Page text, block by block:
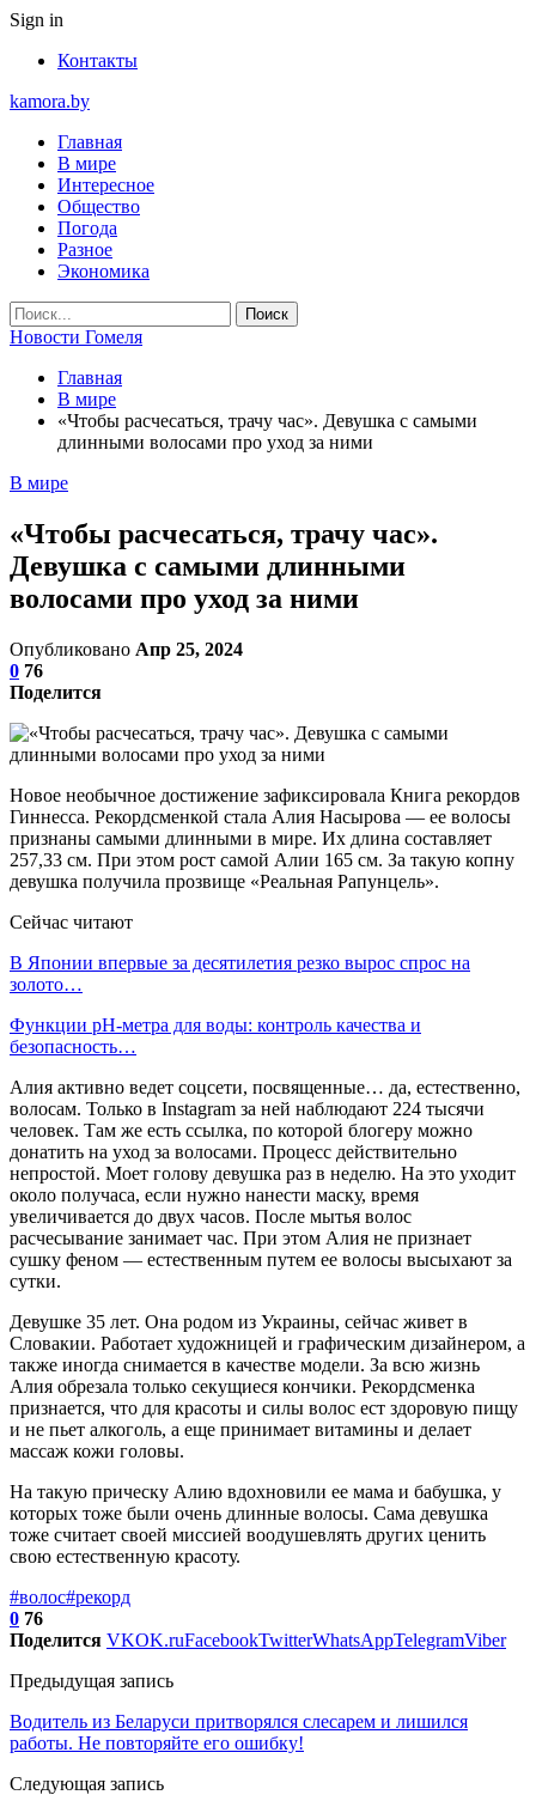
Sign in
Контакты
kamora.by
Главная
В мире
Интересное
Общество
Погода
Разное
Экономика
Новости Гомеля
Главная
В мире
«Чтобы расчесаться, трачу час». Девушка с самыми
длинными волосами про уход за ними
В мире
«Чтобы расчесаться, трачу час».
Девушка с самыми длинными
волосами про уход за ними
Опубликовано Апр 25, 2024
0 76
Поделится
Новое необычное достижение зафиксировала Книга рекордов
Гиннесса. Рекордсменкой стала Алия Насырова — ее волосы
признаны самыми длинными в мире. Их длина составляет
257,33 см. При этом рост самой Алии 165 см. За такую копну
девушка получила прозвище «Реальная Рапунцель».
Сейчас читают
В Японии впервые за десятилетия резко вырос спрос на
золото…
Функции pH-метра для воды: контроль качества и
безопасность…
Алия активно ведет соцсети, посвященные… да, естественно,
волосам. Только в Instagram за ней наблюдают 224 тысячи
человек. Там же есть ссылка, по которой блогеру можно
донатить на уход за волосами. Процесс действительно
непростой. Моет голову девушка раз в неделю. На это уходит
около получаса, если нужно нанести маску, время
увеличивается до двух часов. После мытья волос
расчесывание занимает час. При этом Алия не признает
сушку феном — естественным путем ее волосы высыхают за
сутки.
Девушке 35 лет. Она родом из Украины, сейчас живет в
Словакии. Работает художницей и графическим дизайнером, а
также иногда снимается в качестве модели. За всю жизнь
Алия обрезала только секущиеся кончики. Рекордсменка
признается, что для красоты и силы волос ест здоровую пищу
и не пьет алкоголь, а еще принимает витамины и делает
массаж кожи головы.
На такую прическу Алию вдохновили ее мама и бабушка, у
которых тоже были очень длинные волосы. Сама девушка
тоже считает своей миссией воодушевлять других ценить
свою естественную красоту.
#волос#рекорд
0 76
Поделится VKOK.ruFacebookTwitterWhatsAppTelegramViber
Предыдущая запись
Водитель из Беларуси притворялся слесарем и лишился
работы. Не повторяйте его ошибку!
Следующая запись